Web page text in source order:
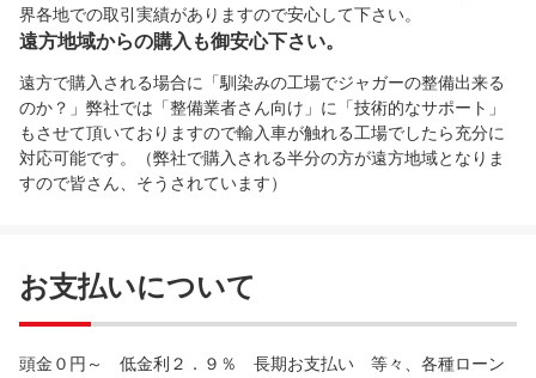
界各地での取引実績がありますので安心して下さい。
遠方地域からの購入も御安心下さい。
遠方で購入される場合に「馴染みの工場でジャガーの整備出来る
のか？」弊社では「整備業者さん向け」に「技術的なサポート」
もさせて頂いておりますので輸入車が触れる工場でしたら充分に
対応可能です。（弊社で購入される半分の方が遠方地域となりま
すので皆さん、そうされています）
お支払いについて
頭金０円～ 低金利２．９％ 長期お支払い 等々、各種ローン